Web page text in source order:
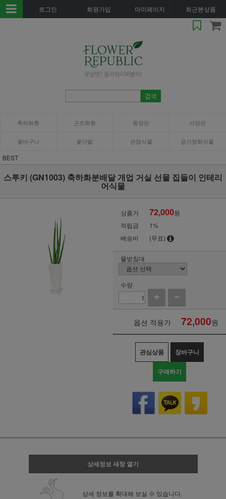
로그인 회원가입 마이페이지 최근본상품
축하화환 근조화환 동양란 서양란
꽃바구니 꽃다발 관엽식물 공기정화식물
BEST
스투키 (GN1003) 축하화분배달 개업 거실 선물 집들이 인테리
어식물
상품가 72,000원
적립금
1%
배송비
(무료)
물받침대
수량
옵션 적용가 72,000원
관심상품 장바구니
구매하기
상세정보 새창 열기
상세 정보를 확대해 보실 수 있습니다.